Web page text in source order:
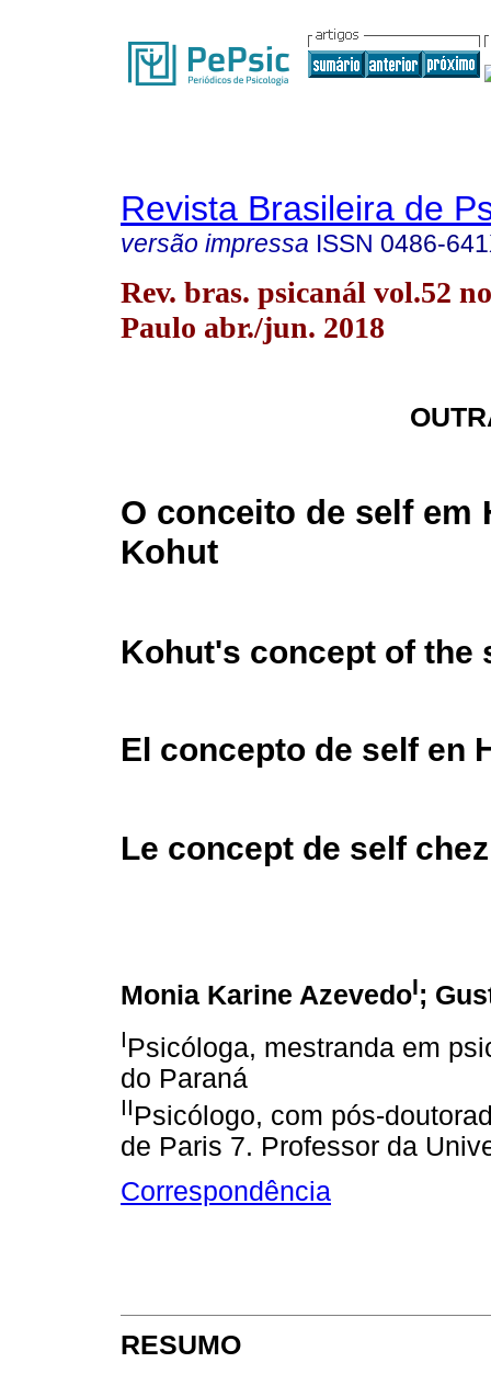
Revista Brasileira de
versão impressa ISSN 0486-
Rev. bras. psicanál vol.52
Paulo abr./jun. 2018
O conceito de self em
Kohut
Kohut's concept of the
El concepto de self en
Le concept de self
Monia Karine AzevedoI;
IPsicóloga, mestranda em
do Paraná
IIPsicólogo, com pós-
de Paris 7. Professor da
Correspondência
RESUMO